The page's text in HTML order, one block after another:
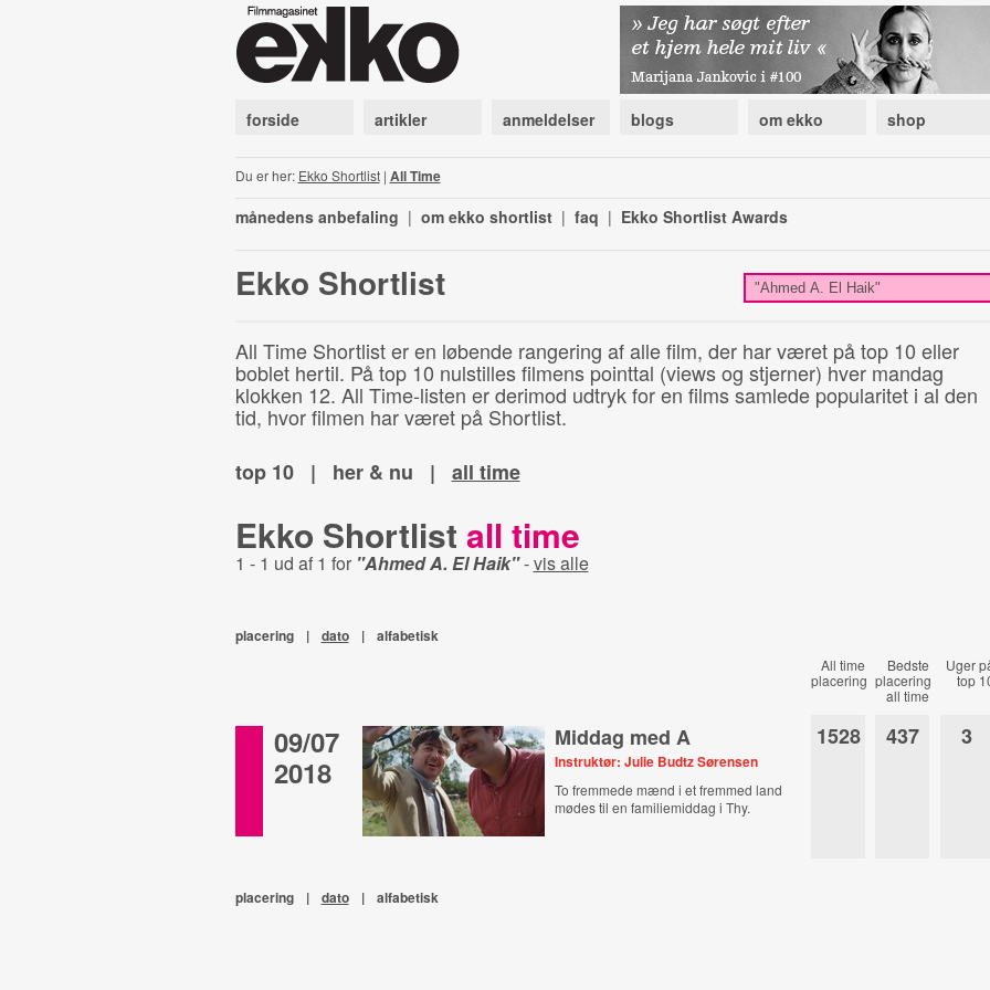
forside artikler anmeldelser blogs om ekko shop
Du er her: Ekko Shortlist| All Time
månedens anbefaling | om ekko shortlist | faq | Ekko Shortlist Awards
Ekko Shortlist
All Time Shortlist er en løbende rangering af alle film, der har været på top 10 eller
boblet hertil. På top 10 nulstilles filmens pointtal (views og stjerner) hver mandag
klokken 12. All Time-listen er derimod udtryk for en films samlede popularitet i al den
tid, hvor filmen har været på Shortlist.
top 10
| her & nu | all time
Ekko Shortlist all time
1 - 1 ud af 1 for "Ahmed A. El Haik"-vis alle
placering | dato | alfabetisk
All time
placering
Bedste
placering
all time
Uger
top
09/07
2018
Middag med A
Instruktør: Julie Budtz Sørensen
To fremmede mænd i et fremmed land
mødes til en familiemiddag i Thy.
1528 437 3
placering | dato | alfabetisk